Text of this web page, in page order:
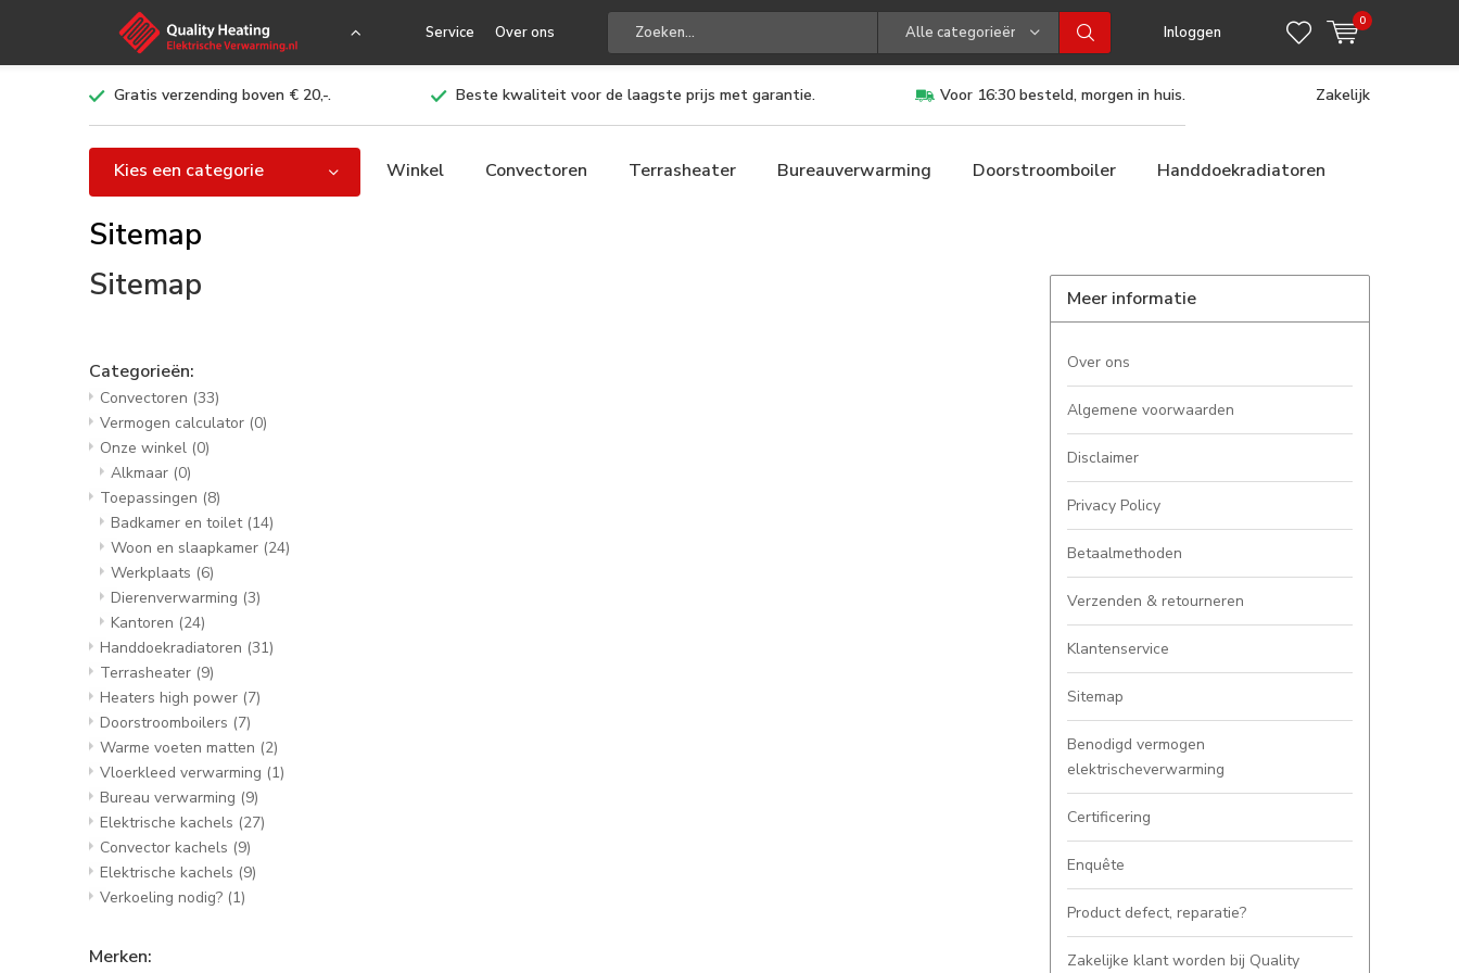
Service Over ons Alle categorieën Inloggen
0
Gratis verzending boven € 20,-. Beste kwaliteit voor de laagste prijs met garantie. Voor 16:30 besteld, morgen in huis. Zakelijk
Kies een categorie Winkel Convectoren Terrasheater Bureauverwarming Doorstroomboiler Handdoekradiatoren
Sitemap
Sitemap
Categorieën:
Convectoren (33)
Vermogen calculator (0)
Onze winkel (0)
Alkmaar (0)
Toepassingen (8)
Badkamer en toilet (14)
Woon en slaapkamer (24)
Werkplaats (6)
Dierenverwarming (3)
Kantoren (24)
Handdoekradiatoren (31)
Terrasheater (9)
Heaters high power (7)
Doorstroomboilers (7)
Warme voeten matten (2)
Vloerkleed verwarming (1)
Bureau verwarming (9)
Elektrische kachels (27)
Convector kachels (9)
Elektrische kachels (9)
Verkoeling nodig? (1)
Merken:
Meer informatie
Over ons
Algemene voorwaarden
Disclaimer
Privacy Policy
Betaalmethoden
Verzenden & retourneren
Klantenservice
Sitemap
Benodigd vermogen
elektrischeverwarming
Certificering
Enquête
Product defect, reparatie?
Zakelijke klant worden bij Quality